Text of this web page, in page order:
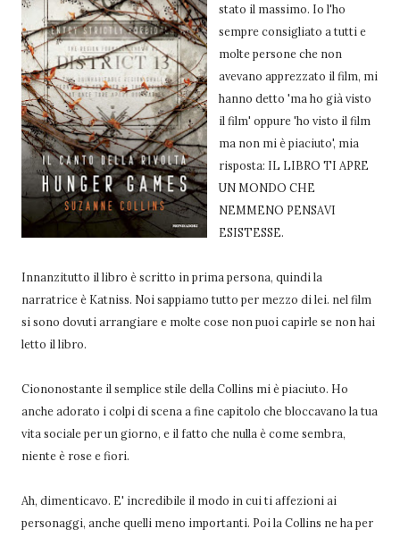
stato il massimo. Io l'ho
sempre consigliato a tutti e
molte persone che non
avevano apprezzato il film, mi
hanno detto 'ma ho già visto
il film' oppure 'ho visto il film
ma non mi è piaciuto', mia
risposta: IL LIBRO TI APRE
UN MONDO CHE
NEMMENO PENSAVI
ESISTESSE.
Innanzitutto il libro è scritto in prima persona, quindi la
narratrice è Katniss. Noi sappiamo tutto per mezzo di lei. nel film
si sono dovuti arrangiare e molte cose non puoi capirle se non hai
letto il libro.
Ciononostante il semplice stile della Collins mi è piaciuto. Ho
anche adorato i colpi di scena a fine capitolo che bloccavano la tua
vita sociale per un giorno, e il fatto che nulla è come sembra,
niente è rose e fiori.
Ah, dimenticavo. E' incredibile il modo in cui ti affezioni ai
personaggi, anche quelli meno importanti. Poi la Collins ne ha per